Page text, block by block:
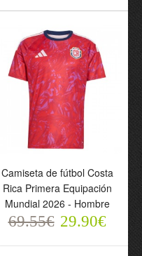
Rica Primera Equipación
Mundial 2026 - Hombre
69.55€ 29.90€
Camiseta de fútbol Costa
Rica Primera Equipación
Mundial 2026 - Hombre
69.55€ 29.90€